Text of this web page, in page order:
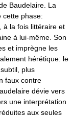
Baudelaire. La
phase:
à la fois littéraire et
à lui-même. Son
et imprègne les
hérétique: le
plus
faux contre
dévie vers
une interprétation
aux seules